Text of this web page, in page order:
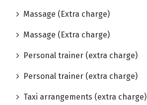
Massage (Extra charge)
Massage (Extra charge)
Personal trainer (extra charge)
Personal trainer (extra charge)
Taxi arrangements (extra charge)